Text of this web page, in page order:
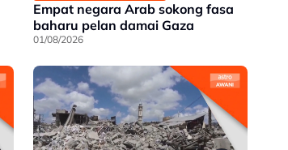
Empat negara Arab sokong fasa
baharu pelan damai Gaza
01/08/2026